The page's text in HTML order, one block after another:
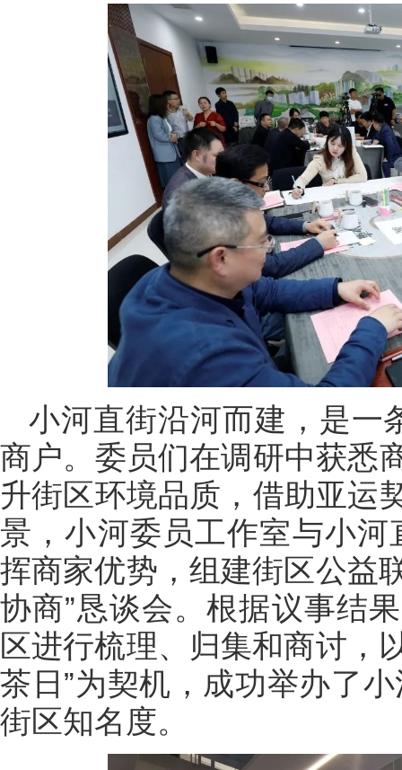
小河直街沿河而建，是一
商户。委员们在调研中获悉
升街区环境品质，借助亚运
景，小河委员工作室与小
挥商家优势，组建街区公益
协商”恳谈会。根据议事结
区进行梳理、归集和商讨，
茶日”为契机，成功举办了
街区知名度。